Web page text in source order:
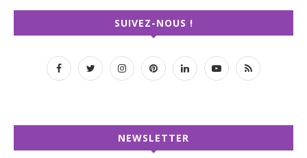
SUIVEZ-NOUS !
NEWSLETTER